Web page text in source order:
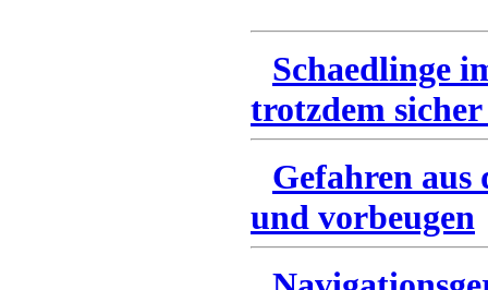
Schaedlinge
trotzdem
Gefahren
und vorbeugen